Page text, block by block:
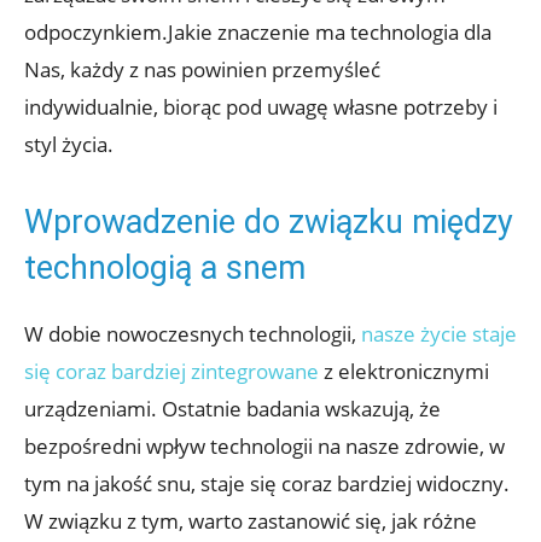
odpoczynkiem.Jakie znaczenie ma technologia dla
Nas, każdy z nas powinien przemyśleć
indywidualnie, biorąc pod uwagę własne potrzeby i
styl życia.
Wprowadzenie do związku między
technologią a snem
W dobie nowoczesnych technologii, nasze życie staje
się coraz bardziej zintegrowane z elektronicznymi
urządzeniami. Ostatnie badania wskazują, że
bezpośredni wpływ technologii na nasze zdrowie, w
tym na jakość snu, staje się coraz bardziej widoczny.
W związku z tym, warto zastanowić się, jak różne